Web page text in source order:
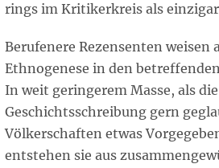
rings im Kritikerkreis als
Berufenere Rezensenten weisen
Ethnogenese in den
In weit geringerem Masse, als
Geschichtsschreibung gern
Völkerschaften etwas
entstehen sie aus